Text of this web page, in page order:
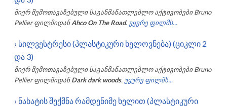
მიერ შემოთავაზებული საგანმანათლებლო აქტივობები Bruno
Pellier ფილმიდან Ahco On The Road. უყურე ფილმს...
› სილვესტრესი (პლასტიკური ხელოვნება) (ციკლი 2
და 3)
მიერ შემოთავაზებული საგანმანათლებლო აქტივობები Bruno
Pellier ფილმიდან Dark dark woods. უყურე ფილმს...
› ნახატის შექმნა რამდენიმე ხელით (პლასტიკური